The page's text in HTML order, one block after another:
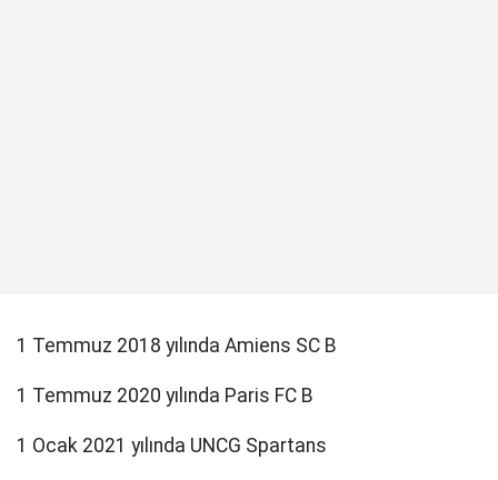
1 Temmuz 2018 yılında Amiens SC B
1 Temmuz 2020 yılında Paris FC B
1 Ocak 2021 yılında UNCG Spartans